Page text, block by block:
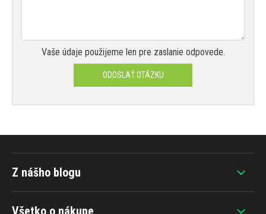
Vaše údaje použijeme len pre zaslanie odpovede.
ODOSLAŤ OTÁZKU
Všetko o nákupe
Z nášho blogu